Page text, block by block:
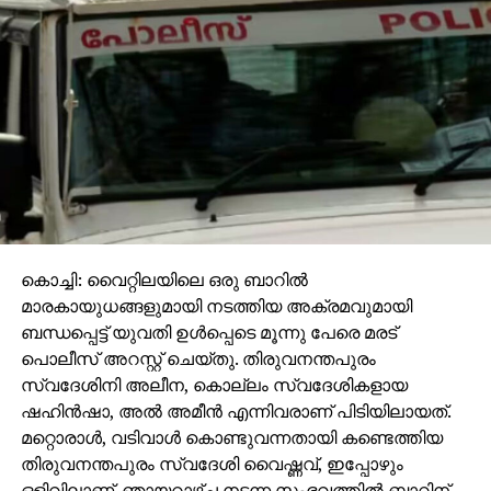
മാനുഷികമര്യാദപോലുമില്ലാത്ത ഈ കാഴ്ച
.പ്രായമായവര്‍ വീട്ടകങ്ങളില്‍ അനുഭവിക്കുന്ന
പരാധീനതകളുടെയും പീഡനങ്ങളുടെയും
നേര്‍ക്കാഴ്ചയാണ് പയ്യന്നൂര്‍ സംഭവത്തിലൂടെ നമ്മുടെ
മനസ്സാക്ഷിക്കുമുന്നിലെത്തിയിരിക്കുന്നത്. സമാന
സംഭവങ്ങള്‍ ഇതിലുമെത്രയോ നാട്ടിലുടനീളം
നടക്കുന്നുണ്ടാവുമെന്നുതന്നെ ഇതിലൂടെ
വായിച്ചെടുക്കാനാവും.
മാതാവിനെ ദൈവതുല്യം കാണുന്ന പാരമ്പര്യത്തിന്റെ
നാടാണ് നമ്മുടേത്. മാതാ, പിതാ, ഗുരു, ദൈവം
എന്നാണ് പറയാറ്. മാതാവിന്റെ കാല്‍ചുവട്ടിലാണ്
സ്വര്‍ഗമെന്ന് ഇസ്്‌ലാം പഠിപ്പിക്കുമ്പോള്‍ പ്രായമായ
മാതാവിനെ ഒരിക്കലും അപഹസിക്കരുതെന്ന് ബൈബിള്‍
ഉപദേശിക്കുന്നു. വിക്ടര്‍ യൂഗോവിന്റെ ‘പാവങ്ങളി’ല്‍
ഫന്‍ദീന്‍ എന്ന മാതാവ് തന്റെ മകള്‍ കൊസത്തിനായി
തലമുടിയും പല്ലും പറിച്ചുകൊടുക്കുന്നത് പലരും
കൊച്ചി: വൈറ്റിലയിലെ ഒരു ബാറില്‍
മാരകായുധങ്ങളുമായി നടത്തിയ അക്രമവുമായി
ബന്ധപ്പെട്ട് യുവതി ഉള്‍പ്പെടെ മൂന്നു പേരെ മരട്
പൊലീസ് അറസ്റ്റ് ചെയ്തു. തിരുവനന്തപുരം
സ്വദേശിനി അലീന, കൊല്ലം സ്വദേശികളായ
ഷഹിന്‍ഷാ, അല്‍ അമീന്‍ എന്നിവരാണ് പിടിയിലായത്.
മറ്റൊരാള്‍, വടിവാള്‍ കൊണ്ടുവന്നതായി കണ്ടെത്തിയ
തിരുവനന്തപുരം സ്വദേശി വൈഷ്ണവ്, ഇപ്പോഴും